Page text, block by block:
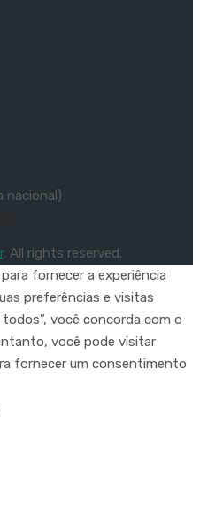
nacional)
. All rights reserved.
fornecer a experiência
preferências e visitas
você concorda com o
você pode visitar
fornecer um consentimento